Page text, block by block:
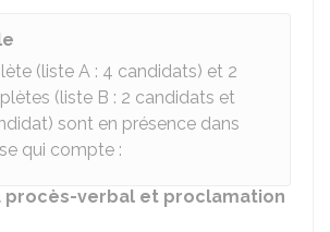
(liste A : 4 candidats) et 2
(liste B : 2 candidats et
sont en présence dans
qui compte :
procès-verbal et proclamation